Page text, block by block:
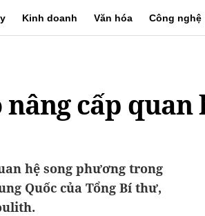
Kinh doanh Văn hóa Công nghệ
cấp
hệ song phương trong
Quốc của Tổng Bí thư,